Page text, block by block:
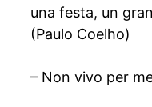
una festa, un
(Paulo Coelho)
– Non vivo per